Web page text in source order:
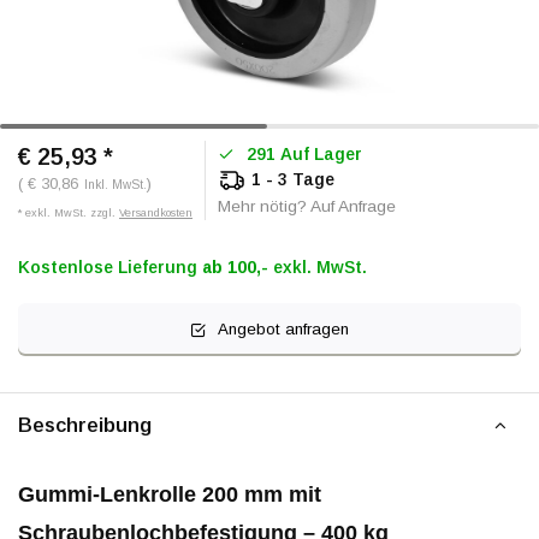
€ 25,93 *
( € 30,86 Inkl. MwSt. )
* exkl. MwSt. zzgl. Versandkosten
291 Auf Lager
1 - 3 Tage
Mehr nötig? Auf Anfrage
Kostenlose Lieferung ab 100,- exkl. MwSt.
Angebot anfragen
Beschreibung
Gummi-Lenkrolle 200 mm mit
Schraubenlochbefestigung – 400 kg